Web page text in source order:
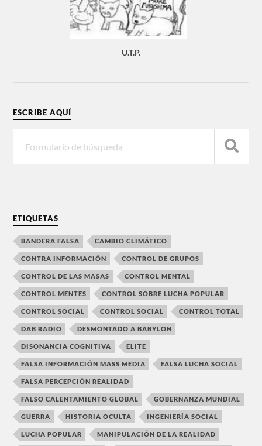
U.T.P.
ESCRIBE AQUÍ
ETIQUETAS
BANDERA FALSA CAMBIO CLIMÁTICO
CONTRA INFORMACIÓN CONTROL DE GRUPOS
CONTROL DE LAS MASAS CONTROL MENTAL
CONTROL MENTES CONTROL SOBRE LUCHA POPULAR
CONTROL SOCIAL CONTROL SOCIAL CONTROL TOTAL
DAB RADIO DESMONTADO A BABYLON
DISONANCIA COGNITIVA ELITE
FALSA INFORMACIÓN MASS MEDIA FALSA LUCHA SOCIAL
FALSA PERCEPCIÓN REALIDAD
FALSO CALENTAMIENTO GLOBAL GOBERNANZA MUNDIAL
GUERRA HISTORIA OCULTA INGENIERÍA SOCIAL
LUCHA POPULAR MANIPULACIÓN DE LA REALIDAD